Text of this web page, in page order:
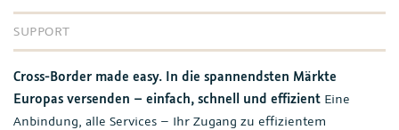
SUPPORT
Cross-Border made easy. In die spannendsten Märkte
Europas versenden – einfach, schnell und effizient Eine
Anbindung, alle Services – Ihr Zugang zu effizientem